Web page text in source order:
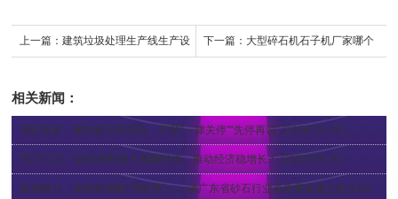
上一篇： 建筑垃圾处理生产线生产设 下一篇： 大型碎石机石子机厂家哪个
相关新闻：
湖北省长：解决砂石料供应，严禁“一律关停”“先停再说” [2018-11-09 ]
50万亿元！砂石骨料助力基建投资，推动经济稳增长！ [2020-03-20 ]
​政策助力，机制砂缓解“用砂荒”——谈广东省砂石行业高质量发展之路 [2020-02-12 ]